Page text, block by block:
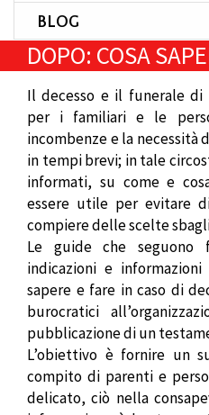
BLOG
DOPO: COSA
Il decesso e il funerale di
per i familiari e le
incombenze e la necessità
in tempi brevi; in tale
informati, su come e
essere utile per evitare
compiere delle scelte
Le guide che seguono
indicazioni e
sapere e fare in caso di
burocratici
pubblicazione di un
L’obiettivo è fornire un
compito di parenti e
delicato, ciò nella